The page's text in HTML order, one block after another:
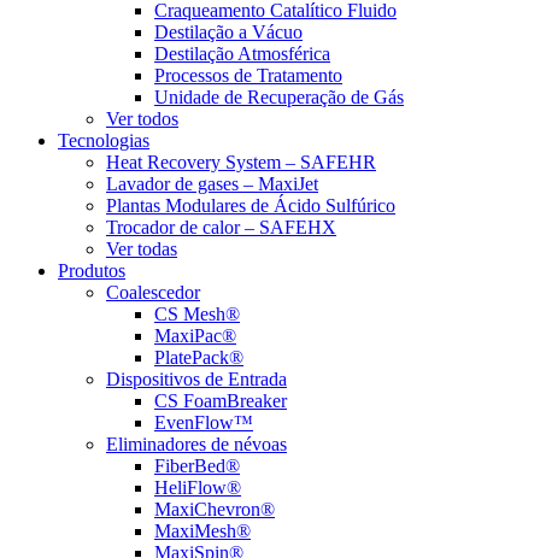
Craqueamento Catalítico Fluido
Destilação a Vácuo
Destilação Atmosférica
Processos de Tratamento
Unidade de Recuperação de Gás
Ver todos
Tecnologias
Heat Recovery System – SAFEHR
Lavador de gases – MaxiJet
Plantas Modulares de Ácido Sulfúrico
Trocador de calor – SAFEHX
Ver todas
Produtos
Coalescedor
CS Mesh®
MaxiPac®
PlatePack®
Dispositivos de Entrada
CS FoamBreaker
EvenFlow™
Eliminadores de névoas
FiberBed®
HeliFlow®
MaxiChevron®
MaxiMesh®
MaxiSpin®